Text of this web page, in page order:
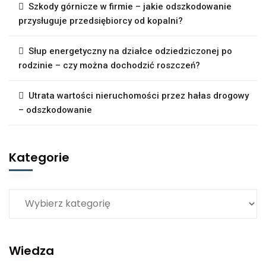
Szkody górnicze w firmie – jakie odszkodowanie
przysługuje przedsiębiorcy od kopalni?
Słup energetyczny na działce odziedziczonej po
rodzinie – czy można dochodzić roszczeń?
Utrata wartości nieruchomości przez hałas drogowy
– odszkodowanie
Kategorie
Wiedza